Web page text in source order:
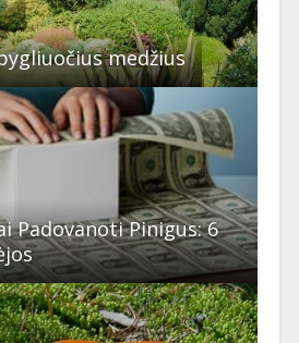
medžius
Padovanoti Pinigus: 6